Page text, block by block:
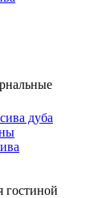
дуба
гостиной